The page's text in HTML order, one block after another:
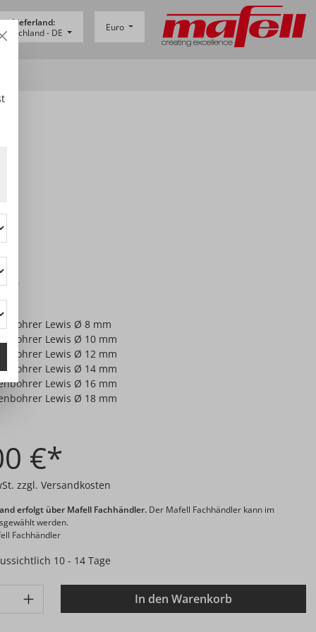
Lieferland:
- DE Euro
Lewis Ø 8 mm
Lewis Ø 10 mm
Lewis Ø 12 mm
Lewis Ø 14 mm
Lewis Ø 16 mm
Lewis Ø 18 mm
€*
zzgl. Versandkosten
erfolgt über Mafell Fachhändler.Der Mafell Fachhändler kann im
werden.
Fachhändler
10 - 14 Tage
Gib den gewünschten Wert ein oder benutze die
In den Warenkorb